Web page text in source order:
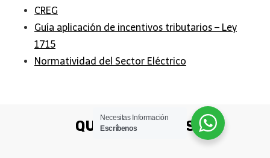
CREG
Guía aplicación de incentivos tributarios – Ley
1715
Normatividad del Sector Eléctrico
QUIÉNES SOMOS
Necesitas Información
Escríbenos